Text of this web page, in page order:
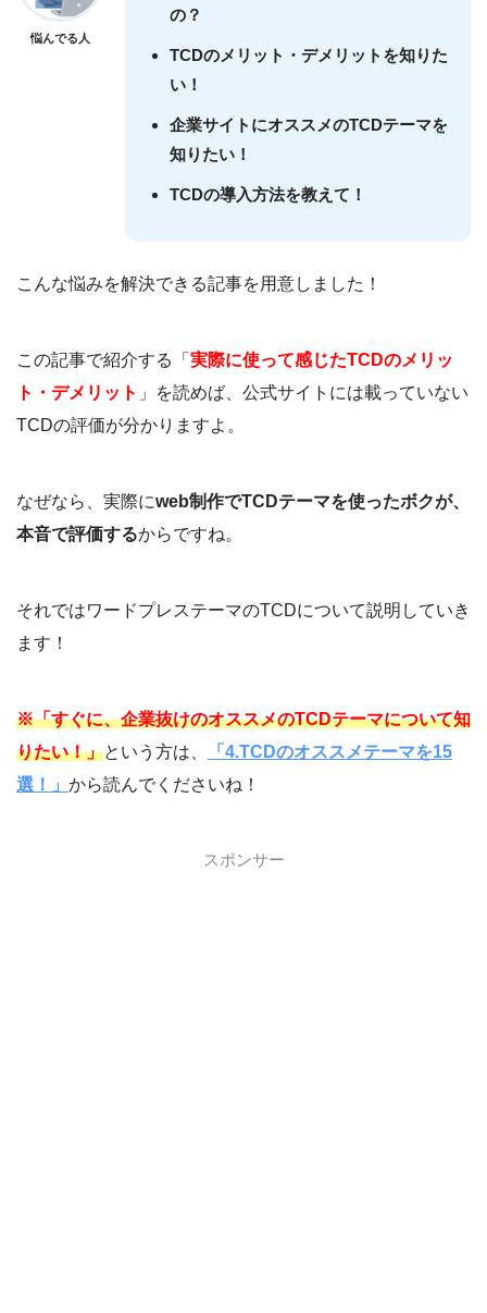
悩んでる人
の？
TCDのメリット・デメリットを知りた
い！
企業サイトにオススメのTCDテーマを
知りたい！
TCDの導入方法を教えて！
こんな悩みを解決できる記事を用意しました！
この記事で紹介する「 実際に使って感じたTCDのメリッ
ト・デメリット 」を読めば、公式サイトには載っていない
TCDの評価が分かりますよ。
なぜなら、実際にweb制作でTCDテーマを使ったボクが、
本音で評価するからですね。
それではワードプレステーマのTCDについて説明していき
ます！
※「すぐに、企業抜けのオススメのTCDテーマについて知
りたい！」という方は、
「4.TCDのオススメテーマを15
選！」 から読んでくださいね！
スポンサー